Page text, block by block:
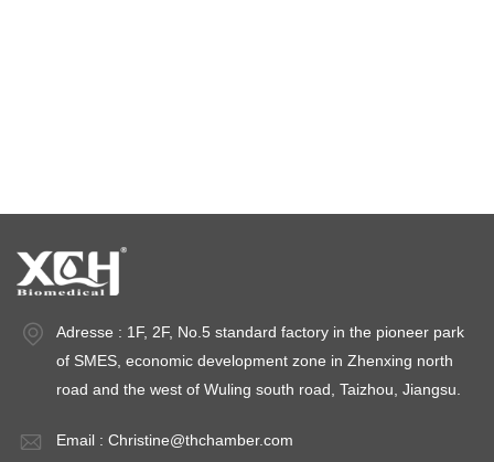
Adresse : 1F, 2F, No.5 standard factory in the pioneer park
of SMES, economic development zone in Zhenxing north
road and the west of Wuling south road, Taizhou, Jiangsu.
Email : Christine@thchamber.com